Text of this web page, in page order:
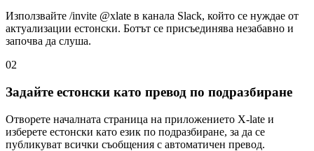
Използвайте /invite @xlate в канала Slack, който се нуждае от
актуализации естонски. Ботът се присъединява незабавно и
започва да слуша.
02
Задайте естонски като превод по подразбиране
Отворете началната страница на приложението X-late и
изберете естонски като език по подразбиране, за да се
публикуват всички съобщения с автоматичен превод.